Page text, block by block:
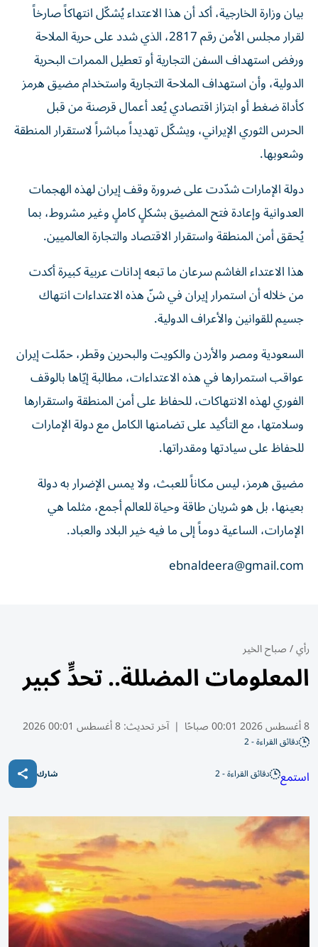
بيان وزارة الخارجية، أكد أن هذا الاعتداء يُشكّل انتهاكاً صارخاً
لقرار مجلس الأمن رقم 2817، الذي شدد على حرية الملاحة
ورفض استهداف السفن التجارية أو تعطيل الممرات البحرية
الدولية، وأن استهداف الملاحة التجارية واستخدام مضيق هرمز
كأداة ضغط أو ابتزاز اقتصادي يُعد أعمال قرصنة من قبل
الحرس الثوري الإيراني، ويشكّل تهديداً مباشراً لاستقرار المنطقة
وشعوبها.
دولة الإمارات شدّدت على ضرورة وقف إيران لهذه الهجمات
العدوانية وإعادة فتح المضيق بشكلٍ كاملٍ وغير مشروط، بما
يُحقق أمن المنطقة واستقرار الاقتصاد والتجارة العالميين.
هذا الاعتداء الغاشم سرعان ما تبعه إدانات عربية كبيرة أكدت
من خلاله أن استمرار إيران في شنّ هذه الاعتداءات انتهاك
جسيم للقوانين والأعراف الدولية.
السعودية ومصر والأردن والكويت والبحرين وقطر، حمّلت إيران
عواقب استمرارها في هذه الاعتداءات، مطالبة إيّاها بالوقف
الفوري لهذه الانتهاكات، للحفاظ على أمن المنطقة واستقرارها
وسلامتها، مع التأكيد على تضامنها الكامل مع دولة الإمارات
للحفاظ على سيادتها ومقدراتها.
مضيق هرمز، ليس مكاناً للعبث، ولا يمس الإضرار به دولة
بعينها، بل هو شريان طاقة وحياة للعالم أجمع، مثلما هي
الإمارات، الساعية دوماً إلى ما فيه خير البلاد والعباد.
ebnaldeera@gmail.com
رأي/صباح الخير
المعلومات المضللة.. تحدٍّ كبير
8 أغسطس 2026 00:01 صباحًا | آخر تحديث:8 أغسطس 00:01 2026
دقائق القراءة - 2
استمع دقائق القراءة - 2 شارك